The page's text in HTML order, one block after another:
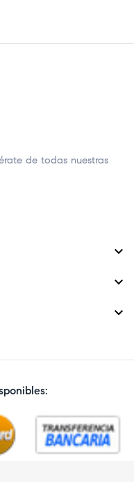
de todas nuestras


